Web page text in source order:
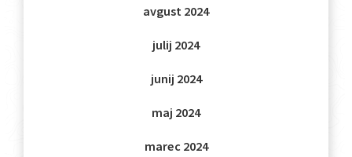
avgust 2024
julij 2024
junij 2024
maj 2024
marec 2024